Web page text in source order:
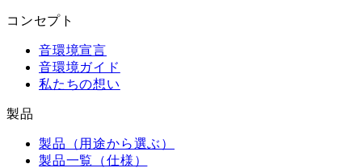
コンセプト
音環境宣言
音環境ガイド
私たちの想い
製品
製品（用途から選ぶ）
製品一覧（仕様）